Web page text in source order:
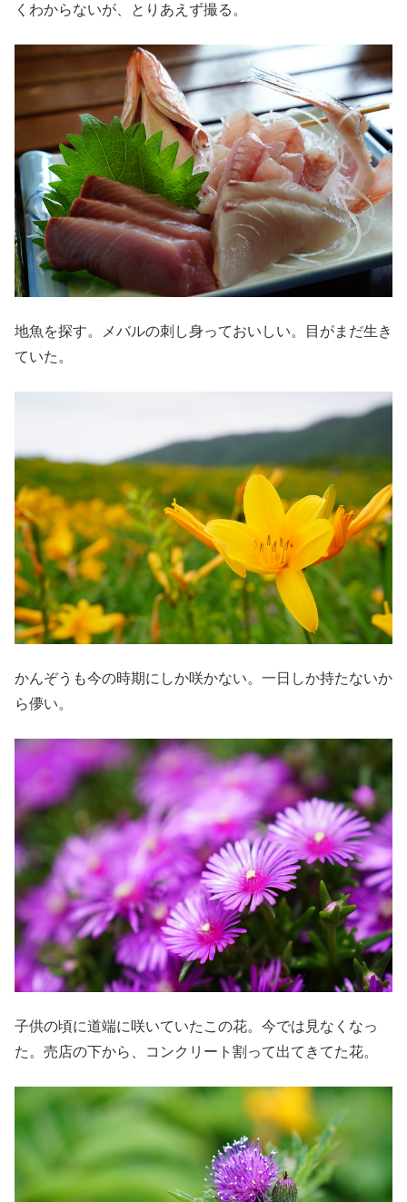
くわからないが、とりあえず撮る。
地魚を探す。メバルの刺し身っておいしい。目がまだ生き
ていた。
かんぞうも今の時期にしか咲かない。一日しか持たないか
ら儚い。
子供の頃に道端に咲いていたこの花。今では見なくなっ
た。売店の下から、コンクリート割って出てきてた花。